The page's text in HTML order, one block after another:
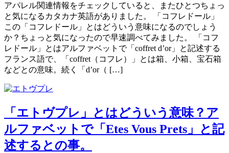
アパレル関連情報をチェックしていると、またひとつちょっ
と気になるカタカナ英語がありました。 「コフレドール」
この「コフレドール」とはどういう意味になるのでしょう
か？ちょっと気になったので早速調べてみました。 「コフ
レドール」とはアルファベットで「coffret d’or」と記述する
フランス語で、「coffret（コフレ）」とは箱、小箱、宝石箱
などとの意味。続く「d’or（ […]
「エトヴプレ」とはどういう意味？ア
ルファベットで「Etes Vous Prets」と記
述するとの事。